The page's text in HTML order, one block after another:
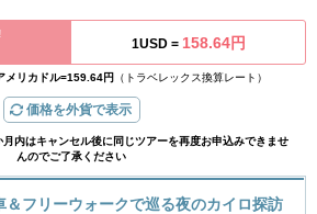
1USD = 158.64円
メリカドル=159.64円 （トラベレックス換算レート）
価格を外貨で表示
内はキャンセル後に同じツアーを再度お申込みできませ
んのでご了承ください
＆フリーウォークで巡る夜のカイロ探訪